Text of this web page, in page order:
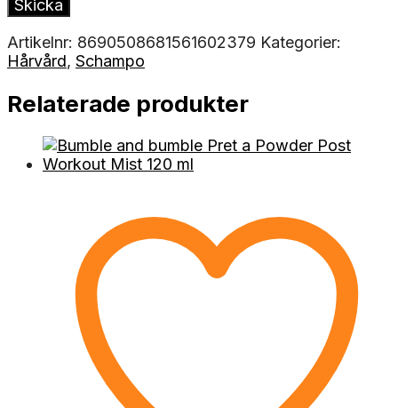
Artikelnr: 8690508681561602379 Kategorier:
Hårvård, Schampo
Relaterade produkter